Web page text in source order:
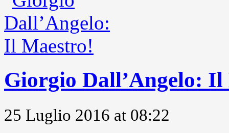
Giorgio Dall’Angelo:
25 Luglio 2016 at 08:22